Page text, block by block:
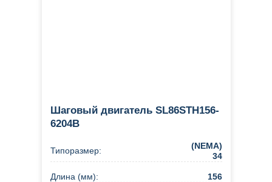
Шаговый двигатель SL86STH156-
6204B
Типоразмер:
(NEMA)
34
Длина (мм): 156